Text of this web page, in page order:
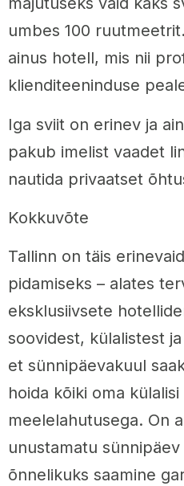
umbes 100
ainus hotell, mis nii
klienditeeninduse
Iga sviit on erinev ja
pakub imelist vaadet
nautida privaatset
Kokkuvõte
Tallinn on täis
pidamiseks – alates
eksklusiivsete
soovidest, külalistest
et sünnipäevakuul
hoida kõiki oma
meelelahutusega. On
unustamatu
õnnelikuks saamine